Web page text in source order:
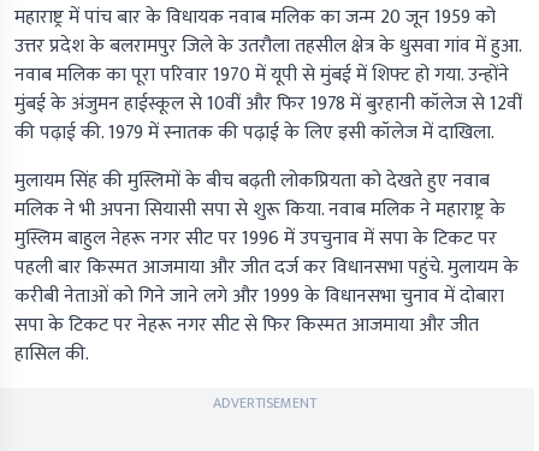
महाराष्ट्र में पांच बार के विधायक नवाब मलिक का जन्म 20 जून 1959 को
उत्तर प्रदेश के बलरामपुर जिले के उतरौला तहसील क्षेत्र के धुसवा गांव में हुआ.
नवाब मलिक का पूरा परिवार 1970 में यूपी से मुंबई में शिफ्ट हो गया. उन्होंने
मुंबई के अंजुमन हाईस्कूल से 10वीं और फिर 1978 में बुरहानी कॉलेज से 12वीं
की पढ़ाई की. 1979 में स्नातक की पढ़ाई के लिए इसी कॉलेज में दाखिला.
मुलायम सिंह की मुस्लिमों के बीच बढ़ती लोकप्रियता को देखते हुए नवाब
मलिक ने भी अपना सियासी सपा से शुरू किया. नवाब मलिक ने महाराष्ट्र के
मुस्लिम बाहुल नेहरू नगर सीट पर 1996 में उपचुनाव में सपा के टिकट पर
पहली बार किस्मत आजमाया और जीत दर्ज कर विधानसभा पहुंचे. मुलायम के
करीबी नेताओं को गिने जाने लगे और 1999 के विधानसभा चुनाव में दोबारा
सपा के टिकट पर नेहरू नगर सीट से फिर किस्मत आजमाया और जीत
हासिल की.
ADVERTISEMENT